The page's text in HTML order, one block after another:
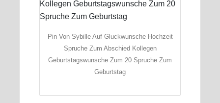
Pin Von Sybille Auf Gluckwunsche Hochzeit
Spruche Zum Abschied Kollegen
Geburtstagswunsche Zum 20 Spruche Zum
Geburtstag